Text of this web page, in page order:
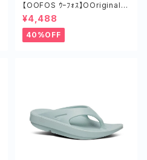
【OOFOS ｳｰﾌｫｽ】OOriginalｳｰ
ｵﾘｼﾞﾅﾙ MARS RED
¥4,488
40%OFF